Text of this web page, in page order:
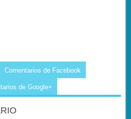
Comentarios de Facebook
de Google+